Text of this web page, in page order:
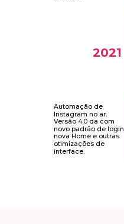
Automação de
Instagram no ar.
Versão 4.0 da com
novo padrão de login,
nova Home e outras
otimizações de
interface.
2021